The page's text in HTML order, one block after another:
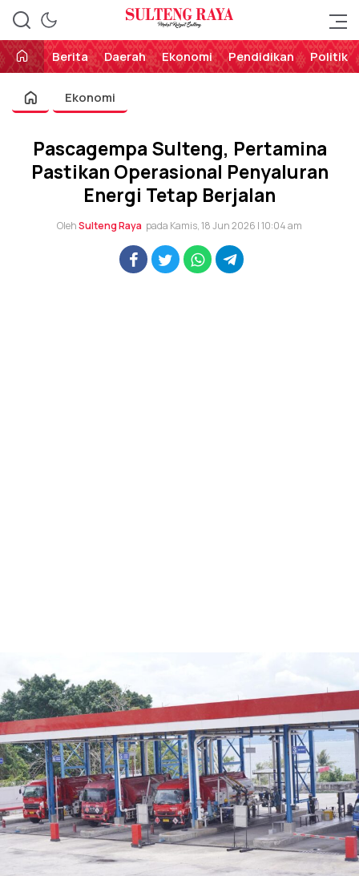
Sulteng Raya
Perekat Rakyat Sulteng
Berita
Daerah Ekonomi Pendidikan Politik
Ekonomi
Pascagempa Sulteng, Pertamina
Pastikan Operasional Penyaluran
Energi Tetap Berjalan
OlehSulteng Raya pada Kamis, 18 Jun 2026 | 10:04 am